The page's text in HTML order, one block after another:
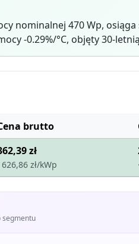
nominalnej 470 Wp,
-0.29%/°C, objęty 30-
brutto
zł
626,86 zł/kWp
segmentu